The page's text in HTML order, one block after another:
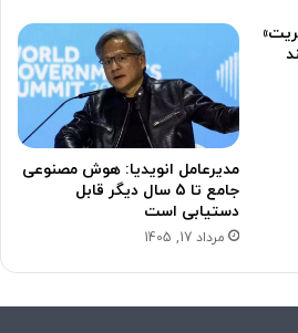
مدیرعامل انویدیا: هوش مصنوعی
جامع تا 5 سال دیگر قابل
دستیابی است
مرداد 17, 1405